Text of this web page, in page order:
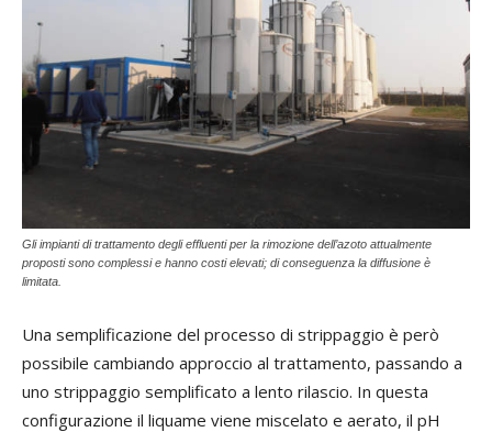
Gli impianti di trattamento degli effluenti per la rimozione dell’azoto attualmente
proposti sono complessi e hanno costi elevati; di conseguenza la diffusione è
limitata.
Una semplificazione del processo di strippaggio è però
possibile cambiando approccio al trattamento, passando a
uno strippaggio semplificato a lento rilascio. In questa
configurazione il liquame viene miscelato e aerato, il pH